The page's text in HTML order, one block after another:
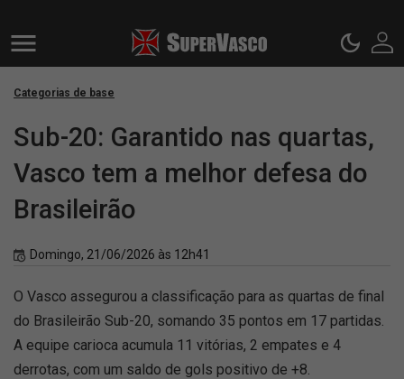
Categorias de base
Sub-20: Garantido nas quartas,
Vasco tem a melhor defesa do
Brasileirão
Domingo, 21/06/2026 às 12h41
O Vasco assegurou a classificação para as quartas de final
do Brasileirão Sub-20, somando 35 pontos em 17 partidas.
A equipe carioca acumula 11 vitórias, 2 empates e 4
derrotas, com um saldo de gols positivo de +8.